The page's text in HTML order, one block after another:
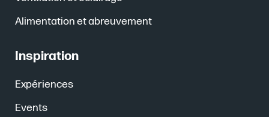
Alimentation et abreuvement
Inspiration
Expériences
Events